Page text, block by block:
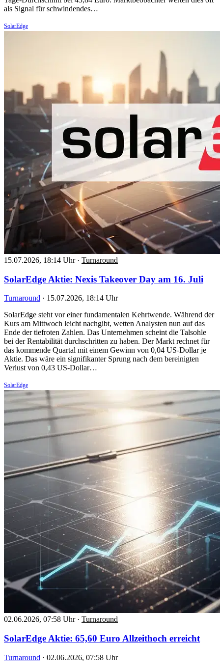
als Signal für schwindendes…
SolarEdge
15.07.2026, 18:14 Uhr · Turnaround
SolarEdge Aktie: Nexis Takeover Day am 16. Juli
Turnaround · 15.07.2026, 18:14 Uhr
SolarEdge steht vor einer fundamentalen Kehrtwende. Während der
Kurs am Mittwoch leicht nachgibt, wetten Analysten nun auf das
Ende der tiefroten Zahlen. Das Unternehmen scheint die Talsohle
bei der Rentabilität durchschritten zu haben. Der Markt rechnet für
das kommende Quartal mit einem Gewinn von 0,04 US-Dollar je
Aktie. Das wäre ein signifikanter Sprung nach dem bereinigten
Verlust von 0,43 US-Dollar…
SolarEdge
02.06.2026, 07:58 Uhr · Turnaround
SolarEdge Aktie: 65,60 Euro Allzeithoch erreicht
Turnaround · 02.06.2026, 07:58 Uhr